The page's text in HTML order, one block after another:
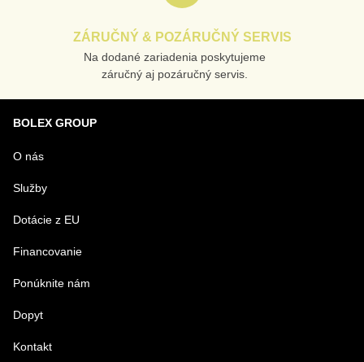
ZÁRUČNÝ & POZÁRUČNÝ SERVIS
Na dodané zariadenia poskytujeme
záručný aj pozáručný servis.
BOLEX GROUP
O nás
Služby
Dotácie z EU
Financovanie
Ponúknite nám
Dopyt
Kontakt